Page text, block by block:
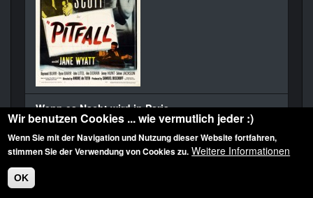
Wenn es Nacht wird in Paris
Wir benutzen Cookies ... wie vermutlich jeder :)
Wenn Sie mit der Navigation und Nutzung dieser Website fortfahren,
stimmen Sie der Verwendung von Cookies zu. Weitere Informationen
OK